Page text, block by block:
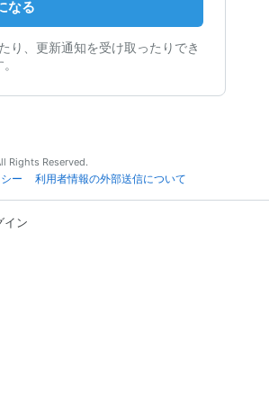
なる
り、更新通知を受け取ったりでき
Rights Reserved.
ー 利用者情報の外部送信について
イン